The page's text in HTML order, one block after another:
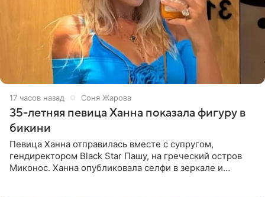
17 часов назад Соня Жарова
35-летняя певица Ханна показала фигуру в
бикини
Певица Ханна отправилась вместе с супругом,
гендиректором Black Star Пашу, на греческий остров
Миконос. Ханна опубликовала селфи в зеркале и